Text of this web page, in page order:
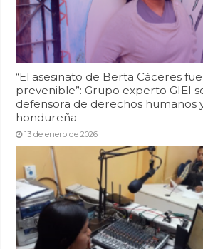
“El asesinato de Berta Cáceres
prevenible”: Grupo experto GIEI
defensora de derechos humanos
hondureña
13 de enero de 2026